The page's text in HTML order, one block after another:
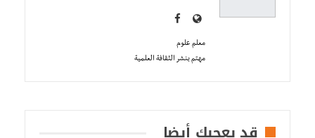
معلم علوم
مهتم بنشر الثقافة العلمية
قد يعجبك أيضا